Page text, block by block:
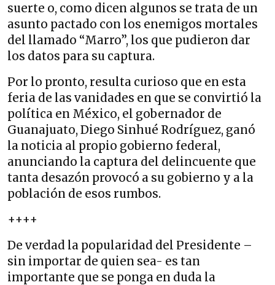
suerte o, como dicen algunos se trata de un
asunto pactado con los enemigos mortales
del llamado “Marro”, los que pudieron dar
los datos para su captura.
Por lo pronto, resulta curioso que en esta
feria de las vanidades en que se convirtió la
política en México, el gobernador de
Guanajuato, Diego Sinhué Rodríguez, ganó
la noticia al propio gobierno federal,
anunciando la captura del delincuente que
tanta desazón provocó a su gobierno y a la
población de esos rumbos.
++++
De verdad la popularidad del Presidente –
sin importar de quien sea- es tan
importante que se ponga en duda la